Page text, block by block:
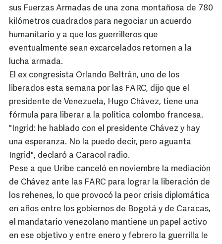
sus Fuerzas Armadas de una zona montañosa de 780
kilómetros cuadrados para negociar un acuerdo
humanitario y a que los guerrilleros que
eventualmente sean excarcelados retornen a la
lucha armada.
El ex congresista Orlando Beltrán, uno de los
liberados esta semana por las FARC, dijo que el
presidente de Venezuela, Hugo Chávez, tiene una
fórmula para liberar a la política colombo francesa.
"Ingrid: he hablado con el presidente Chávez y hay
una esperanza. No la puedo decir, pero aguanta
Ingrid", declaró a Caracol radio.
Pese a que Uribe canceló en noviembre la mediación
de Chávez ante las FARC para lograr la liberación de
los rehenes, lo que provocó la peor crisis diplomática
en años entre los gobiernos de Bogotá y de Caracas,
el mandatario venezolano mantiene un papel activo
en ese objetivo y entre enero y febrero la guerrilla le